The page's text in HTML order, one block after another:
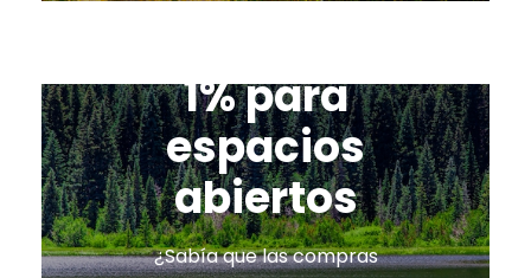
1% para
espacios
abiertos
¿Sabía que las compras